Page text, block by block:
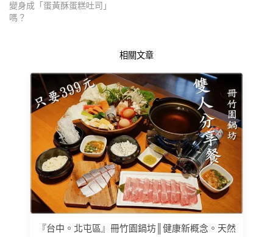
變身成「蛋黃酥蛋糕吐司」
嗎？
相關文章
『台中。北屯區』冊竹園鍋坊║健康新概念。天然